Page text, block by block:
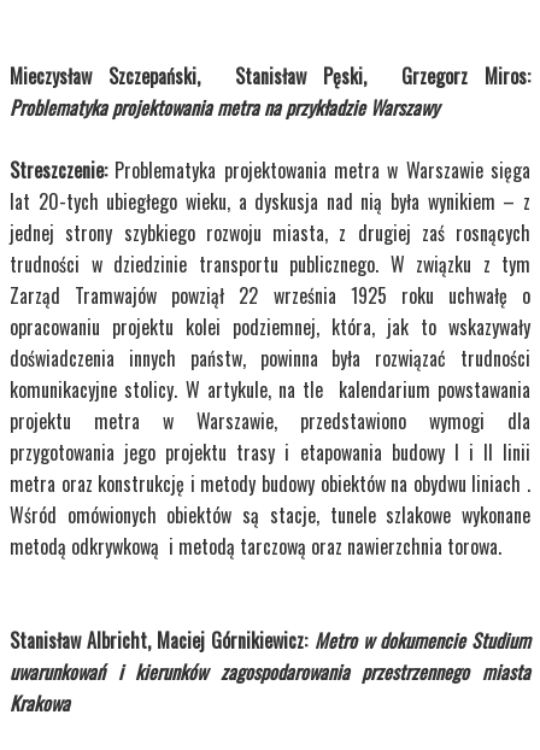
Mieczysław Szczepański, Stanisław Pęski, Grzegorz Miros:
Problematyka projektowania metra na przykładzie Warszawy
Streszczenie: Problematyka projektowania metra w Warszawie sięga
lat 20-tych ubiegłego wieku, a dyskusja nad nią była wynikiem – z
jednej strony szybkiego rozwoju miasta, z drugiej zaś rosnących
trudności w dziedzinie transportu publicznego. W związku z tym
Zarząd Tramwajów powziął 22 września 1925 roku uchwałę o
opracowaniu projektu kolei podziemnej, która, jak to wskazywały
doświadczenia innych państw, powinna była rozwiązać trudności
komunikacyjne stolicy. W artykule, na tle kalendarium powstawania
projektu metra w Warszawie, przedstawiono wymogi dla
przygotowania jego projektu trasy i etapowania budowy I i II linii
metra oraz konstrukcję i metody budowy obiektów na obydwu liniach .
Wśród omówionych obiektów są stacje, tunele szlakowe wykonane
metodą odkrywkową i metodą tarczową oraz nawierzchnia torowa.
Stanisław Albricht, Maciej Górnikiewicz: Metro w dokumencie Studium
uwarunkowań i kierunków zagospodarowania przestrzennego miasta
Krakowa